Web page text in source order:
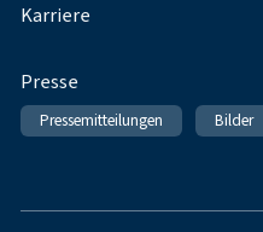
Karriere
Presse
Pressemitteilungen Bilder